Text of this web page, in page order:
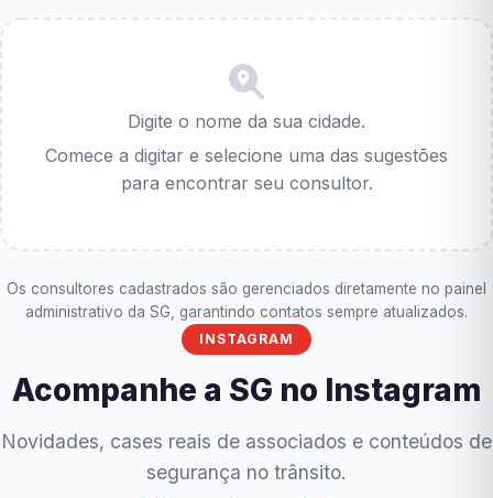
Digite o nome da sua cidade.
Comece a digitar e selecione uma das sugestões
para encontrar seu consultor.
Os consultores cadastrados são gerenciados diretamente no painel
administrativo da SG, garantindo contatos sempre atualizados.
INSTAGRAM
Acompanhe a SG no Instagram
Novidades, cases reais de associados e conteúdos de
segurança no trânsito.